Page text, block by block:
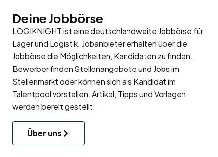
Deine Jobbörse
LOGIKNIGHT ist eine deutschlandweite Jobbörse für
Lager und Logistik. Jobanbieter erhalten über die
Jobbörse die Möglichkeiten, Kandidaten zu finden.
Bewerber finden Stellenangebote und Jobs im
Stellenmarkt oder können sich als Kandidat im
Talentpoolvorstellen. Artikel, Tipps und Vorlagen
werden bereit gestellt.
Über uns